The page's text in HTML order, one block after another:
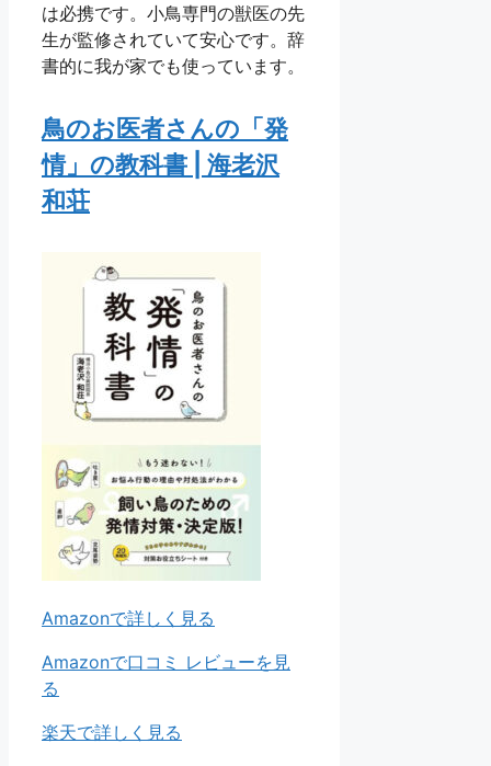
は必携です。小鳥専門の獣医の先
生が監修されていて安心です。辞
書的に我が家でも使っています。
鳥のお医者さんの「発
情」の教科書 | 海老沢
和荘
Amazonで詳しく見る
Amazonで口コミ レビューを見
る
楽天で詳しく見る